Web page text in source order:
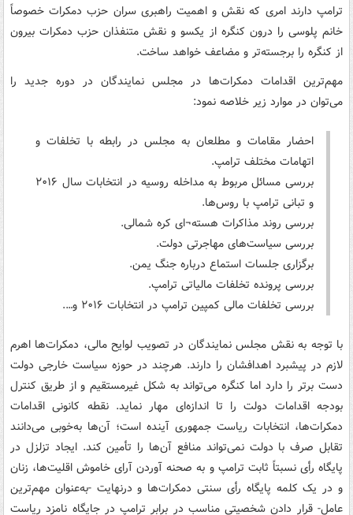
ترامپ دارند امری که نقش و اهمیت راهبری سران حزب دمکرات خصوصاً
خانم پلوسی را درون کنگره از یکسو و نقش متنفذان حزب دمکرات بیرون
از کنگره را برجسته‌تر و مضاعف خواهد ساخت.
مهم‌ترین اقدامات دمکرات‌ها در مجلس نمایندگان در دوره جدید را
می‌توان در موارد زیر خلاصه نمود:
احضار مقامات و مطلعان به مجلس در رابطه با تخلفات و
اتهامات مختلف ترامپ.
بررسی مسائل مربوط به مداخله روسیه در انتخابات سال ۲۰۱۶
و تبانی ترامپ با روس‌ها.
بررسی روند مذاکرات هسته¬ای کره شمالی.
بررسی سیاست‌های مهاجرتی دولت.
برگزاری جلسات استماع درباره جنگ یمن.
بررسی پرونده تخلفات مالیاتی ترامپ.
بررسی تخلفات مالی کمپین ترامپ در انتخابات ۲۰۱۶ و….
با توجه به نقش مجلس نمایندگان در تصویب لوایح مالی، دمکرات‌ها اهرم
لازم در پیشبرد اهدافشان را دارند. هرچند در حوزه سیاست خارجی دولت
دست برتر را دارد اما کنگره می‌تواند به شکل غیرمستقیم و از طریق کنترل
بودجه اقدامات دولت را تا اندازه‌ای مهار نماید. نقطه کانونی اقدامات
دمکرات‌ها، انتخابات ریاست جمهوری آینده است؛ آن‌ها به‌خوبی می‌دانند
تقابل صرف با دولت نمی‌تواند منافع آن‌ها را تأمین کند. ایجاد تزلزل در
پایگاه رأی نسبتاً ثابت ترامپ و به صحنه آوردن آرای خاموش اقلیت‌ها، زنان
و در یک کلمه پایگاه رأی سنتی دمکرات‌ها و درنهایت -به‌عنوان مهم‌ترین
عامل- قرار دادن شخصیتی مناسب در برابر ترامپ در جایگاه نامزد ریاست